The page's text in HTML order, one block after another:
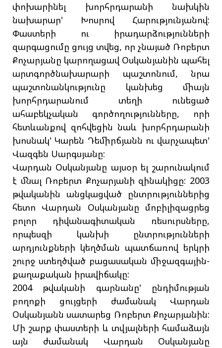
փոխարինել խորհրդարանի նախկին
նախարար' Խոսրով Հարությունյանով:
Փաստերի ու իրադարձությունների
զարգացումը ցույց տվեց, որ չնայած Ռոբերտ
Քոչարյանը կարողացավ Օսկանյանին պահել
արտգործնախարարի պաշտոնում, նրա
պաշտոնանկությունը կանխեց միայն
խորհրդարանում տեղի ունեցած
ահաբեկչական գործողությունները, որի
հետևանքով զոհվեցին նաև խորհրդարանի
խոսնակ' Կարեն Դեմիրճյանն ու վարչապետ'
Վազգեն Սարգսյանը:
Վարդան Օսկանյանը այսօր ել շարունակում
է մնալ Ռոբերտ Քոչարյանի զինակիցը: 2003
թվականին անցկացված ընտրություններից
հետո Վարդան Օսկանյանը մոբիլիզացրեց
բոլոր դիվանագիտական ռեսուրսները,
որպեսզի կանխի ընտրությունների
արդյունքների կեղծման պատճառով երկրի
շուրջ ստեղծված բացասական միջազգային-
քաղաքական իրավիճակը:
2004 թվականի գարնանը' ընդիմության
բողոքի ցույցերի ժամանակ Վարդան
Օսկանյանն սատարեց Ռոբերտ Քոչարյանին:
Մի շարք փաստերի և տվյալների համաձայն
այն ժամանակ Վարդան Օսկանյանը